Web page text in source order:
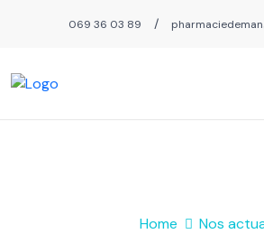
069 36 03 89 /
Home Nos